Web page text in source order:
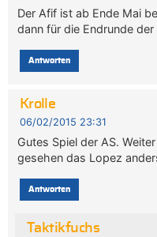
Der Afif ist ab Ende Mai
dann für die Endrunde
Antworten
Krolle
06/02/2015 23:31
Gutes Spiel der AS.
gesehen das Lopez
Antworten
Taktikfuchs